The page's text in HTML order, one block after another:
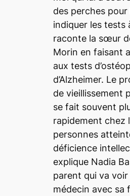
des perches pour
indiquer les tests
raconte la sœur
Morin en faisant
aux tests
d’Alzheimer. Le
de vieillissement
se fait souvent
rapidement chez
personnes
déficience
explique Nadia
parent qui va voir
médecin avec sa